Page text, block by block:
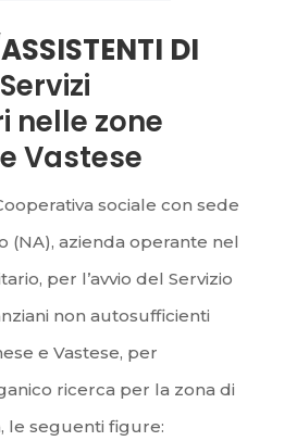
DI
nelle zone
Vastese
sociale con sede
(NA), azienda operante nel
per l’avvio del Servizio
non autosufficienti
e Vastese, per
ricerca per la zona di
le seguenti figure: